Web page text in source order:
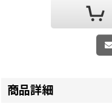
商品詳細